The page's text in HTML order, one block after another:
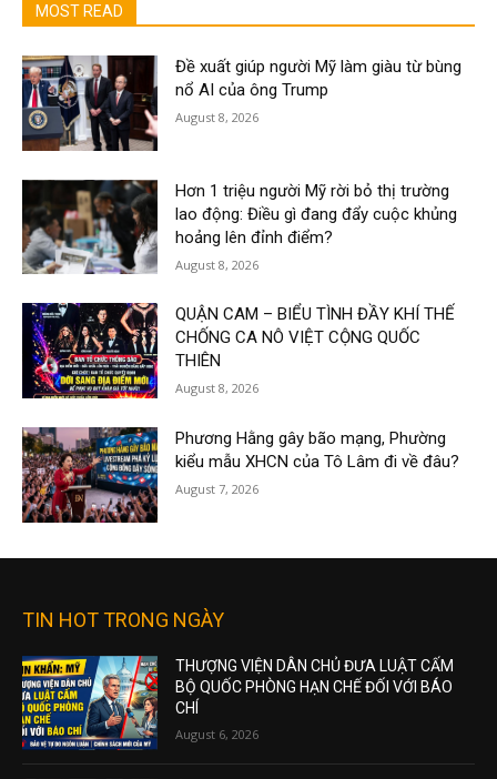
MOST READ
Đề xuất giúp người Mỹ làm giàu từ bùng
nổ AI của ông Trump
August 8, 2026
Hơn 1 triệu người Mỹ rời bỏ thị trường
lao động: Điều gì đang đẩy cuộc khủng
hoảng lên đỉnh điểm?
August 8, 2026
QUẬN CAM – BIỂU TÌNH ĐẦY KHÍ THẾ
CHỐNG CA NÔ VIỆT CỘNG QUỐC
THIÊN
August 8, 2026
Phương Hằng gây bão mạng, Phường
kiểu mẫu XHCN của Tô Lâm đi về đâu?
August 7, 2026
TIN HOT TRONG NGÀY
THƯỢNG VIỆN DÂN CHỦ ĐƯA LUẬT CẤM
BỘ QUỐC PHÒNG HẠN CHẾ ĐỐI VỚI BÁO
CHÍ
August 6, 2026